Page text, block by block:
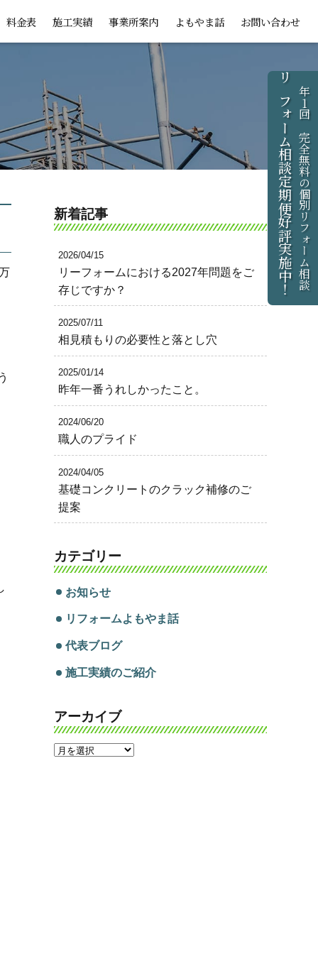
料金表 施工実績 事業所案内 よもやま話 お問い合わせ
年1回、完全無料の個別リフォーム相談
リフォーム相談定期便好評実施中！
新着記事
2026/04/15
リーフォームにおける2027年問題をご
存じですか？
2025/07/11
相見積もりの必要性と落とし穴
2025/01/14
昨年一番うれしかったこと。
2024/06/20
職人のプライド
2024/04/05
基礎コンクリートのクラック補修のご
提案
カテゴリー
お知らせ
リフォームよもやま話
代表ブログ
施工実績のご紹介
アーカイブ